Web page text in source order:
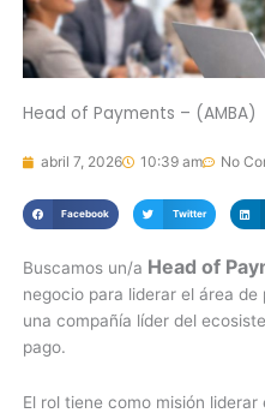
Head of Payments – (AMBA)
abril 7, 2026 10:39 am No
Facebook Twitter
Buscamos un/a Head of
negocio para liderar el área
una compañía líder del
pago.
El rol tiene como misión